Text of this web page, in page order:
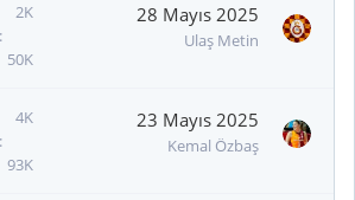
2K
50K
28 Mayıs 2025
Ulaş Metin
4K
93K
23 Mayıs 2025
Kemal Özbaş